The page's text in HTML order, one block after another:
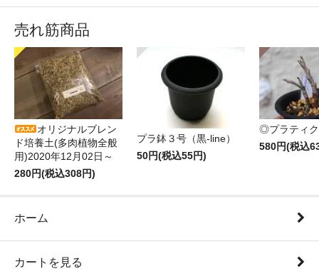
売れ筋商品
オリジナルブレン
ド培養土(多肉植物全般
用)2020年12月02日～
280円(税込308円)
プラ鉢３号（黒-line）
50円(税込55円)
◎プラティ
580円(税込
ホーム
カートを見る